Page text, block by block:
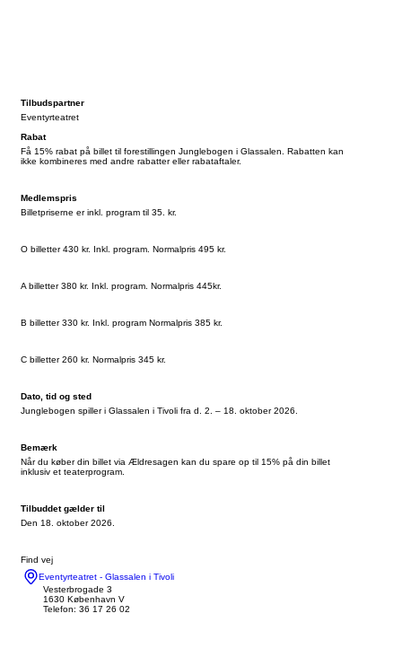
Tilbudspartner
Eventyrteatret
Rabat
Få 15% rabat på billet til forestillingen Junglebogen i Glassalen. Rabatten kan
ikke kombineres med andre rabatter eller rabataftaler.
Medlemspris
Billetpriserne er inkl. program til 35. kr.
O billetter 430 kr. Inkl. program. Normalpris 495 kr.
A billetter 380 kr. Inkl. program. Normalpris 445kr.
B billetter 330 kr. Inkl. program Normalpris 385 kr.
C billetter 260 kr. Normalpris 345 kr.
Dato, tid og sted
Junglebogen spiller i Glassalen i Tivoli fra d. 2. – 18. oktober 2026.
Bemærk
Når du køber din billet via Ældresagen kan du spare op til 15% på din billet
inklusiv et teaterprogram.
Tilbuddet gælder til
Den 18. oktober 2026.
Find vej
Eventyrteatret - Glassalen i Tivoli
Vesterbrogade 3
1630 København V
Telefon: 36 17 26 02